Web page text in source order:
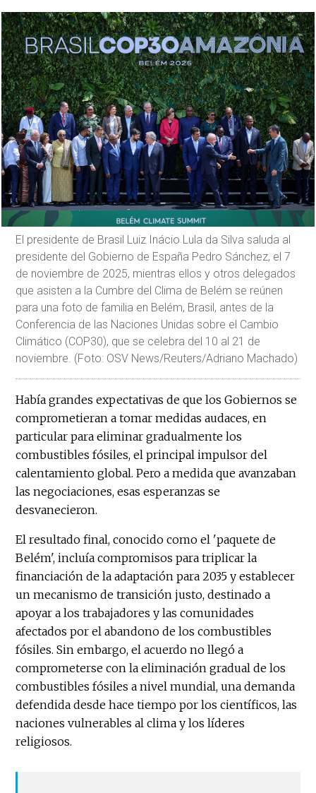
El presidente de Brasil Luiz Inácio Lula da Silva saluda al
presidente del Gobierno de España Pedro Sánchez, el 7
de noviembre de 2025, mientras ellos y otros delegados
que asisten a la Cumbre del Clima de Belém se reúnen
para una foto de familia en Belém, Brasil, antes de la
Conferencia de las Naciones Unidas sobre el Cambio
Climático (COP30), que se celebra del 10 al 21 de
noviembre. (Foto: OSV News/Reuters/Adriano Machado)
Había grandes expectativas de que los Gobiernos se
comprometieran a tomar medidas audaces, en
particular para eliminar gradualmente los
combustibles fósiles, el principal impulsor del
calentamiento global. Pero a medida que avanzaban
las negociaciones, esas esperanzas se
desvanecieron.
El resultado final, conocido como el 'paquete de
Belém', incluía compromisos para triplicar la
financiación de la adaptación para 2035 y establecer
un mecanismo de transición justo, destinado a
apoyar a los trabajadores y las comunidades
afectados por el abandono de los combustibles
fósiles. Sin embargo, el acuerdo no llegó a
comprometerse con la eliminación gradual de los
combustibles fósiles a nivel mundial, una demanda
defendida desde hace tiempo por los científicos, las
naciones vulnerables al clima y los líderes
religiosos.